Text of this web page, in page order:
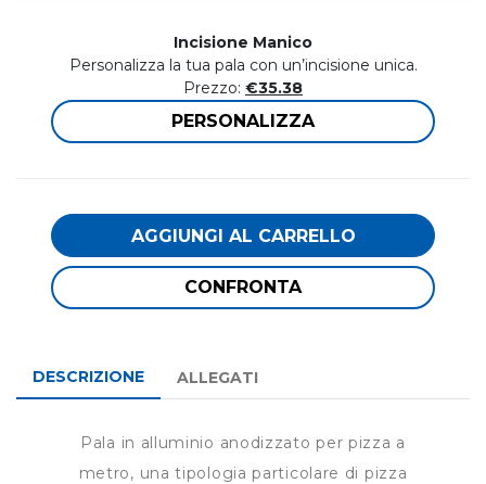
Incisione Manico
Personalizza la tua pala con un’incisione unica.
Prezzo: €35.38
PERSONALIZZA
AGGIUNGI AL CARRELLO
CONFRONTA
DESCRIZIONE ALLEGATI
Pala in alluminio anodizzato per pizza a
metro, una tipologia particolare di pizza